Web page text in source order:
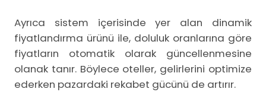
Ayrıca sistem içerisinde yer alan dinamik
fiyatlandırma ürünü ile, doluluk oranlarına göre
fiyatların otomatik olarak güncellenmesine
olanak tanır. Böylece oteller, gelirlerini optimize
ederken pazardaki rekabet gücünü de artırır.